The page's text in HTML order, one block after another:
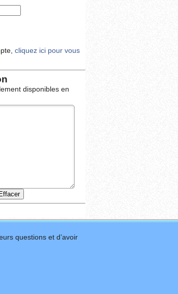
cliquez ici pour vous
disponibles en
questions et d’avoir